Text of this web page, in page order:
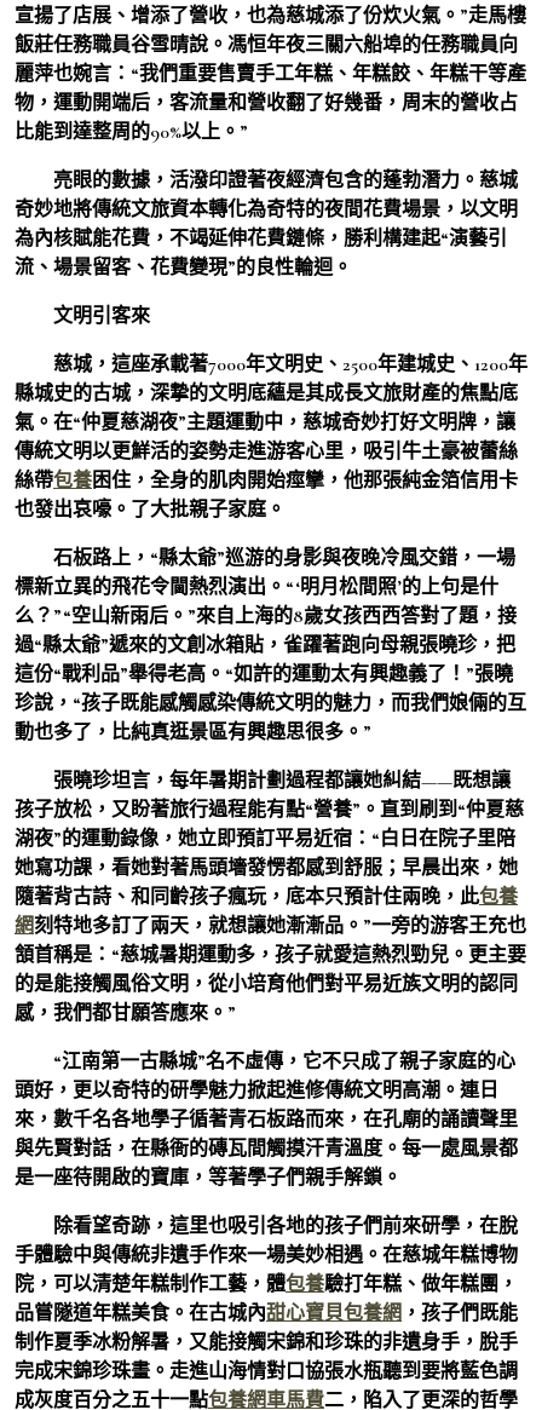
宣揚了店展、增添了營收，也為慈城添了份炊火氣。”走馬樓
飯莊任務職員谷雪晴說。馮恒年夜三關六船埠的任務職員向
麗萍也婉言：“我們重要售賣手工年糕、年糕餃、年糕干等產
物，運動開端后，客流量和營收翻了好幾番，周末的營收占
比能到達整周的90%以上。”
亮眼的數據，活潑印證著夜經濟包含的蓬勃潛力。慈城
奇妙地將傳統文旅資本轉化為奇特的夜間花費場景，以文明
為內核賦能花費，不竭延伸花費鏈條，勝利構建起“演藝引
流、場景留客、花費變現”的良性輪迴。
文明引客來
慈城，這座承載著7000年文明史、2500年建城史、1200年
縣城史的古城，深摯的文明底蘊是其成長文旅財產的焦點底
氣。在“仲夏慈湖夜”主題運動中，慈城奇妙打好文明牌，讓
傳統文明以更鮮活的姿勢走進游客心里，吸引牛土豪被蕾絲
絲帶包養困住，全身的肌肉開始痙攣，他那張純金箔信用卡
也發出哀嚎。了大批親子家庭。
石板路上，“縣太爺”巡游的身影與夜晚冷風交錯，一場
標新立異的飛花令閫熱烈演出。“‘明月松間照’的上句是什
么？”“空山新雨后。”來自上海的8歲女孩西西答對了題，接
過“縣太爺”遞來的文創冰箱貼，雀躍著跑向母親張曉珍，把
這份“戰利品”舉得老高。“如許的運動太有興趣義了！”張曉
珍說，“孩子既能感觸感染傳統文明的魅力，而我們娘倆的互
動也多了，比純真逛景區有興趣思很多。”
張曉珍坦言，每年暑期計劃過程都讓她糾結——既想讓
孩子放松，又盼著旅行過程能有點“營養”。直到刷到“仲夏慈
湖夜”的運動錄像，她立即預訂平易近宿：“白日在院子里陪
她寫功課，看她對著馬頭墻發愣都感到舒服；早晨出來，她
隨著背古詩、和同齡孩子瘋玩，底本只預計住兩晚，此包養
網刻特地多訂了兩天，就想讓她漸漸品。”一旁的游客王充也
頷首稱是：“慈城暑期運動多，孩子就愛這熱烈勁兒。更主要
的是能接觸風俗文明，從小培育他們對平易近族文明的認同
感，我們都甘願答應來。”
“江南第一古縣城”名不虛傳，它不只成了親子家庭的心
頭好，更以奇特的研學魅力掀起進修傳統文明高潮。連日
來，數千名各地學子循著青石板路而來，在孔廟的誦讀聲里
與先賢對話，在縣衙的磚瓦間觸摸汗青溫度。每一處風景都
是一座待開啟的寶庫，等著學子們親手解鎖。
除看望奇跡，這里也吸引各地的孩子們前來研學，在脫
手體驗中與傳統非遺手作來一場美妙相遇。在慈城年糕博物
院，可以清楚年糕制作工藝，體包養驗打年糕、做年糕團，
品嘗隧道年糕美食。在古城內甜心寶貝包養網 ，孩子們既能
制作夏季冰粉解暑，又能接觸宋錦和珍珠的非遺身手，脫手
完成宋錦珍珠畫。走進山海情對口協張水瓶聽到要將藍色調
成灰度百分之五十一點包養網車馬費二，陷入了更深的哲學